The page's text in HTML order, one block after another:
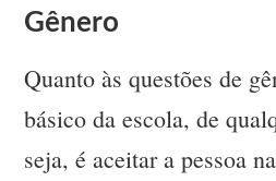
Gênero
Quanto às questões de
básico da escola, de
seja, é aceitar a pessoa